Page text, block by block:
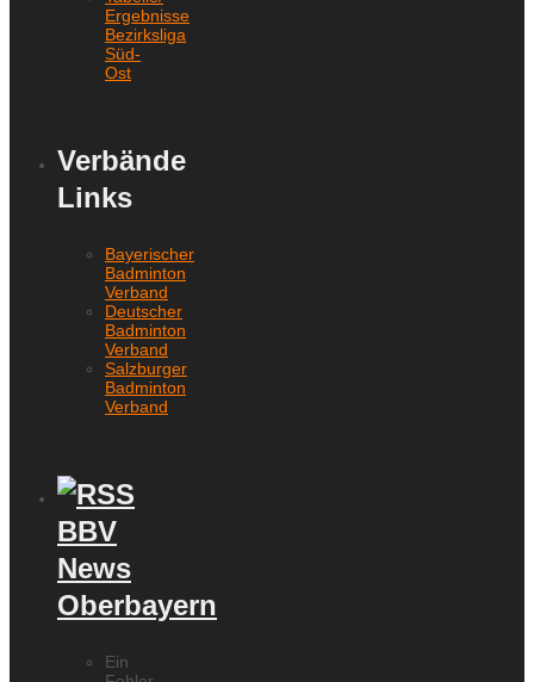
Ergebnisse
Bezirksliga
Süd-
Ost
Verbände
Links
Bayerischer
Badminton
Verband
Deutscher
Badminton
Verband
Salzburger
Badminton
Verband
BBV
News
Oberbayern
Ein